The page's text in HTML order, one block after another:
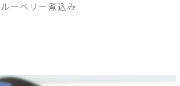
ーベリー煮込み